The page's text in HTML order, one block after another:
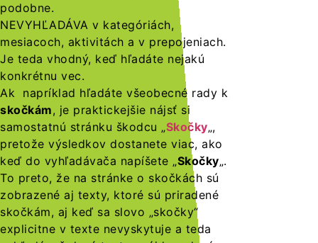
podobne.
NEVYHĽADÁVA v kategóriách,
mesiacoch, aktivitách a v prepojeniach.
Je teda vhodný, keď hľadáte nejakú
konkrétnu vec.
Ak napríklad hľadáte všeobecné rady k
skočkám, je praktickejšie nájsť si
samostatnú stránku škodcu „Skočky„,
pretože výsledkov dostanete viac, ako
keď do vyhľadávača napíšete „Skočky„.
To preto, že na stránke o skočkách sú
zobrazené aj texty, ktoré sú priradené
skočkám, aj keď sa slovo „skočky“
explicitne v texte nevyskytuje a teda